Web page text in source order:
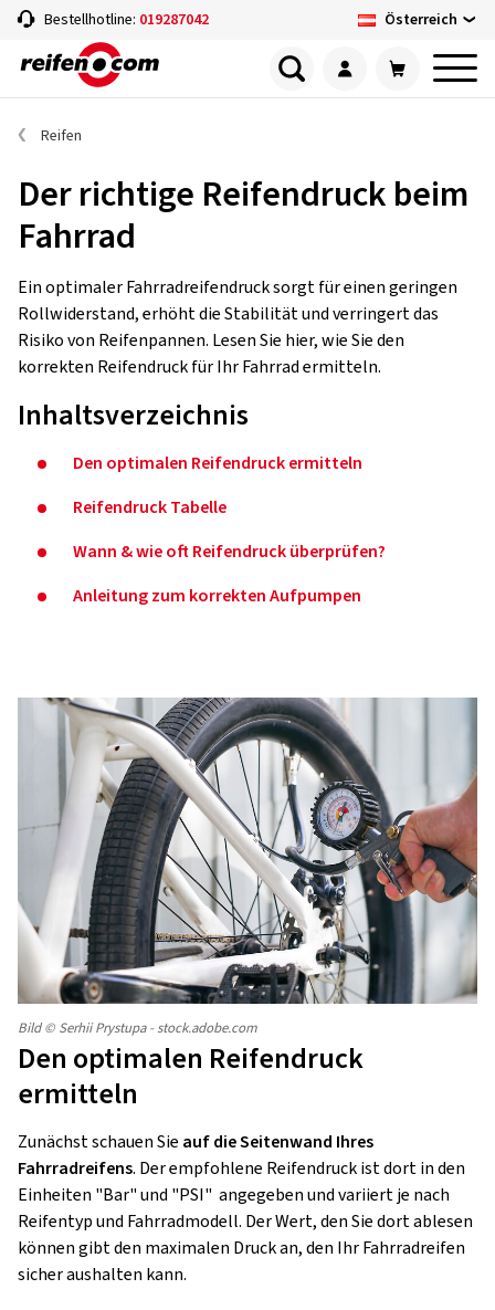
Bestellhotline: 019287042 Österreich
Reifen
Der richtige Reifendruck beim
Fahrrad
Ein optimaler Fahrradreifendruck sorgt für einen geringen
Rollwiderstand, erhöht die Stabilität und verringert das
Risiko von Reifenpannen. Lesen Sie hier, wie Sie den
korrekten Reifendruck für Ihr Fahrrad ermitteln.
Inhaltsverzeichnis
Den optimalen Reifendruck ermitteln
Reifendruck Tabelle
Wann & wie oft Reifendruck überprüfen?
Anleitung zum korrekten Aufpumpen
Bild © Serhii Prystupa - stock.adobe.com
Den optimalen Reifendruck
ermitteln
Zunächst schauen Sie auf die Seitenwand Ihres
Fahrradreifens. Der empfohlene Reifendruck ist dort in den
Einheiten "Bar" und "PSI" angegeben und variiert je nach
Reifentyp und Fahrradmodell. Der Wert, den Sie dort ablesen
können gibt den maximalen Druck an, den Ihr Fahrradreifen
sicher aushalten kann.